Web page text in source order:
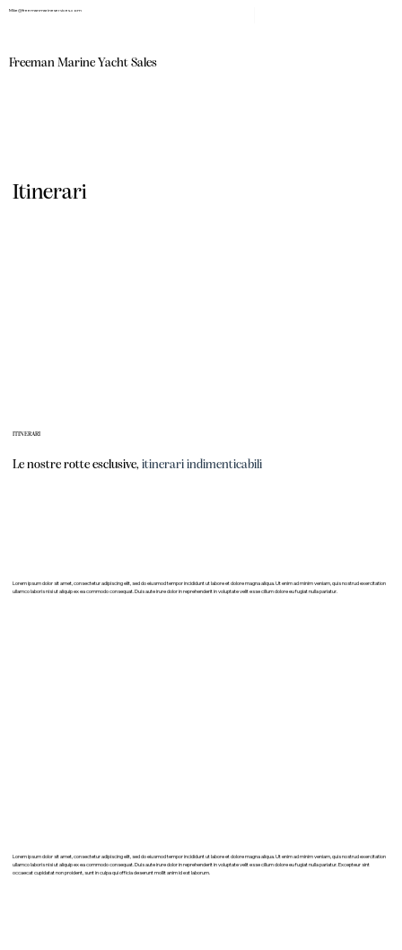
Mike@freemanmarineservices.com
Freeman Marine Yacht Sales
Itinerari
ITINERARI
Le nostre rotte esclusive, itinerari indimenticabili
Lorem ipsum dolor sit amet, consectetur adipiscing elit, sed do eiusmod tempor incididunt ut labore et dolore magna aliqua. Ut enim ad minim veniam, quis nostrud exercitation
ullamco laboris nisi ut aliquip ex ea commodo consequat. Duis aute irure dolor in reprehenderit in voluptate velit esse cillum dolore eu fugiat nulla pariatur.
Lorem ipsum dolor sit amet, consectetur adipiscing elit, sed do eiusmod tempor incididunt ut labore et dolore magna aliqua. Ut enim ad minim veniam, quis nostrud exercitation
ullamco laboris nisi ut aliquip ex ea commodo consequat. Duis aute irure dolor in reprehenderit in voluptate velit esse cillum dolore eu fugiat nulla pariatur. Excepteur sint
occaecat cupidatat non proident, sunt in culpa qui officia deserunt mollit anim id est laborum.